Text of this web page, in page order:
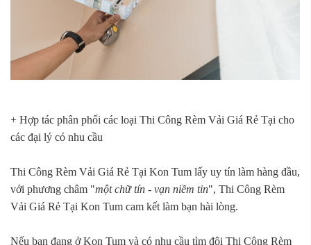
+ Hợp tác phân phối các loại Thi Công Rèm Vải Giá Rẻ Tại cho
các đại lý có nhu cầu
Thi Công Rèm Vải Giá Rẻ Tại Kon Tum lấy uy tín làm hàng đầu,
với phương châm "một chữ tín - vạn niềm tin", Thi Công Rèm
Vải Giá Rẻ Tại Kon Tum cam kết làm bạn hài lòng.
Nếu bạn đang ở Kon Tum và có nhu cầu tìm đội Thi Công Rèm